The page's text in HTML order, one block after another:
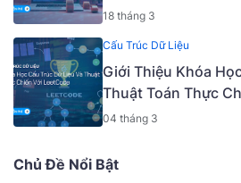
Nâng Cao [Mã -
18 tháng 3
Cấu Trúc Dữ Liệu
Giới Thiệu Khóa
Thuật Toán Thực
[Tiếng Việt] [Mã -
04 tháng 3
Chủ Đề Nổi Bật